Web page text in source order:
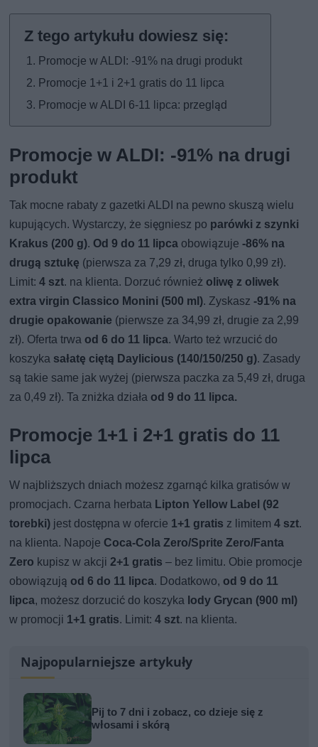
Promocje w ALDI: -91% na drugi produkt
Promocje 1+1 i 2+1 gratis do 11 lipca
Promocje w ALDI 6-11 lipca: przegląd
Promocje w ALDI: -91% na drugi
produkt
Tak mocne rabaty z gazetki ALDI na pewno skuszą wielu
kupujących. Wystarczy, że sięgniesz po parówki z szynki
Krakus (200 g). Od 9 do 11 lipca obowiązuje-86% na
drugą sztukę (pierwsza za 7,29 zł, druga tylko 0,99 zł).
Limit:4 szt. na klienta. Dorzuć również oliwę z oliwek
extra virgin Classico Monini (500 ml). Zyskasz-91% na
drugie opakowanie (pierwsze za 34,99 zł, drugie za 2,99
zł). Oferta trwa od 6 do 11 lipca. Warto też wrzucić do
koszyka sałatę ciętą Daylicious (140/150/250 g). Zasady
są takie same jak wyżej (pierwsza paczka za 5,49 zł, druga
za 0,49 zł). Ta zniżka działa od 9 do 11 lipca.
Promocje 1+1 i 2+1 gratis do 11
lipca
W najbliższych dniach możesz zgarnąć kilka gratisów w
promocjach. Czarna herbata Lipton Yellow Label (92
torebki) jest dostępna w ofercie 1+1 gratis z limitem4 szt.
na klienta. Napoje Coca-Cola Zero/Sprite Zero/Fanta
Zero kupisz w akcji2+1 gratis – bez limitu. Obie promocje
obowiązują od 6 do 11 lipca. Dodatkowo, od 9 do 11
lipca, możesz dorzucić do koszyka lody Grycan (900 ml)
w promocji 1+1 gratis. Limit:4 szt. na klienta.
Najpopularniejsze artykuły
Pij to 7 dni i zobacz, co dzieje się z
włosami i skórą